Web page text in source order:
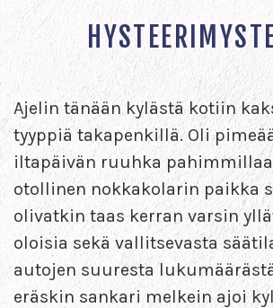
Ajelin tänään kylästä kotiin
tyyppiä takapenkillä. Oli
iltapäivän ruuhka
otollinen nokkakolarin paikka
olivatkin taas kerran varsin
oloisia sekä vallitsevasta
autojen suuresta
eräskin sankari melkein ajoi